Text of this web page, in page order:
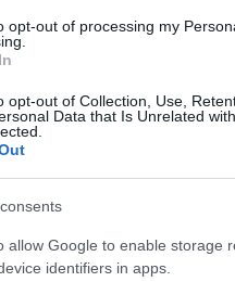
opt-out of processing my
opt-out of Collection, Use,
Data that Is Unrelated
allow Google to enable storage
identifiers in apps.